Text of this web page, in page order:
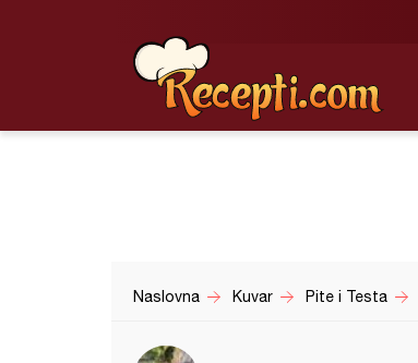
Naslovna Kuvar Pite i Testa